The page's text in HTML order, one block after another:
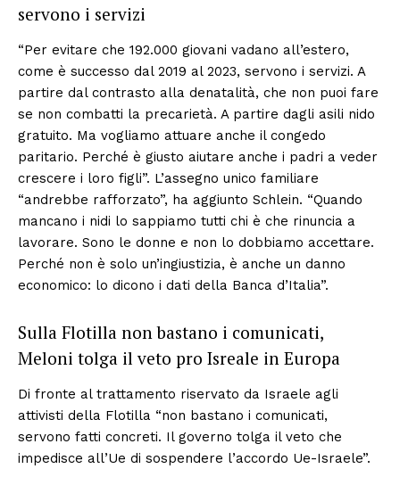
servono i servizi
“Per evitare che 192.000 giovani vadano all’estero,
come è successo dal 2019 al 2023, servono i servizi. A
partire dal contrasto alla denatalità, che non puoi fare
se non combatti la precarietà. A partire dagli asili nido
gratuito. Ma vogliamo attuare anche il congedo
paritario. Perché è giusto aiutare anche i padri a veder
crescere i loro figli”. L’assegno unico familiare
“andrebbe rafforzato”, ha aggiunto Schlein. “Quando
mancano i nidi lo sappiamo tutti chi è che rinuncia a
lavorare. Sono le donne e non lo dobbiamo accettare.
Perché non è solo un’ingiustizia, è anche un danno
economico: lo dicono i dati della Banca d’Italia”.
Sulla Flotilla non bastano i comunicati,
Meloni tolga il veto pro Isreale in Europa
Di fronte al trattamento riservato da Israele agli
attivisti della Flotilla “non bastano i comunicati,
servono fatti concreti. Il governo tolga il veto che
impedisce all’Ue di sospendere l’accordo Ue-Israele”.